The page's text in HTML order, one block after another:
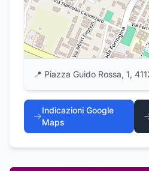
📍 Piazza Guido Rossa, 1,
Indicazioni Google
Maps